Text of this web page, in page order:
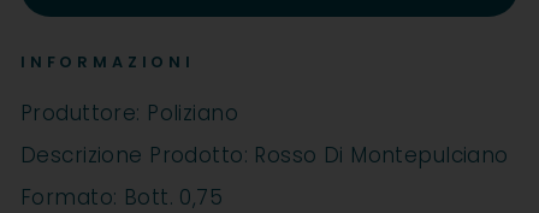
INFORMAZIONI
Produttore: Poliziano
Descrizione Prodotto: Rosso Di Montepulciano
Formato: Bott. 0,75